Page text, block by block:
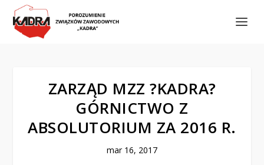
ZARZĄD MZZ ?KADRA?
GÓRNICTWO Z
ABSOLUTORIUM ZA 2016 R.
mar 16, 2017